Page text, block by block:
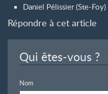
Daniel Pélissier (Ste-Foy)
Répondre à cet article
Qui êtes-vous ?
Nom